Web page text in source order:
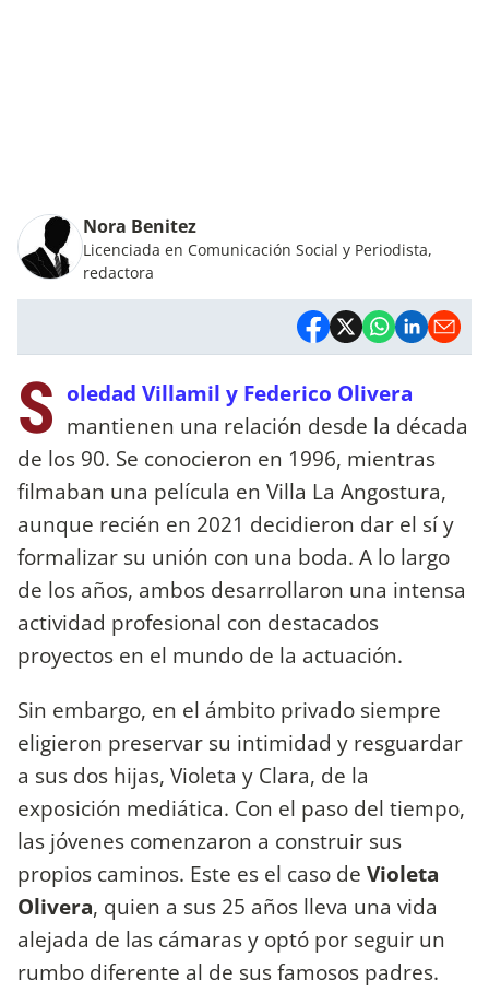
Nora Benitez
Licenciada en Comunicación Social y Periodista,
redactora
S oledad Villamil y Federico Olivera
mantienen una relación desde la década
de los 90. Se conocieron en 1996, mientras
filmaban una película en Villa La Angostura,
aunque recién en 2021 decidieron dar el sí y
formalizar su unión con una boda. A lo largo
de los años, ambos desarrollaron una intensa
actividad profesional con destacados
proyectos en el mundo de la actuación.
Sin embargo, en el ámbito privado siempre
eligieron preservar su intimidad y resguardar
a sus dos hijas, Violeta y Clara, de la
exposición mediática. Con el paso del tiempo,
las jóvenes comenzaron a construir sus
propios caminos. Este es el caso de Violeta
Olivera, quien a sus 25 años lleva una vida
alejada de las cámaras y optó por seguir un
rumbo diferente al de sus famosos padres.